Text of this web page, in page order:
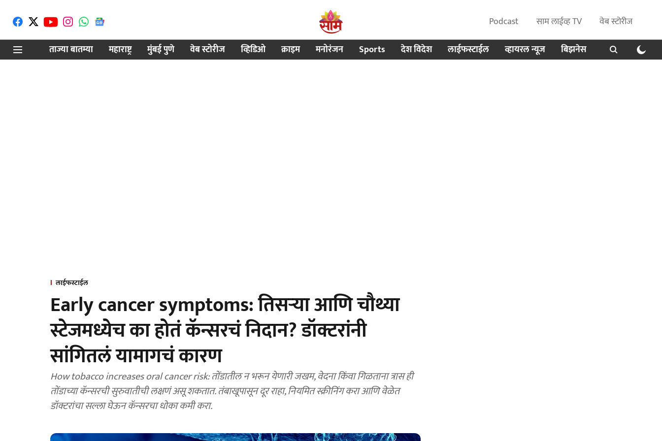
Podcast साम लाईव्ह TV
वेब स्टोरीज
ताज्या बातम्या
महाराष्ट्र मुंबई पुणे वेब स्टोरीज व्हिडिओ क्राइम मनोरंजन Sports देश विदेश लाईफस्टाईल व्हायरल न्यूज बिझनेस
लाईफस्टाईल
Early cancer symptoms: तिसऱ्या आणि चौथ्या
स्टेजमध्येच का होतं कॅन्सरचं निदान? डॉक्टरांनी
सांगितलं यामागचं कारण
How tobacco increases oral cancer risk: तोंडातील न भरून येणारी जखम, वेदना किंवा गिळताना त्रास ही
तोंडाच्या कॅन्सरची सुरुवातीची लक्षणं असू शकतात. तंबाखूपासून दूर राहा, नियमित स्क्रीनिंग करा आणि वेळेत
डॉक्टरांचा सल्ला घेऊन कॅन्सरचा धोका कमी करा.